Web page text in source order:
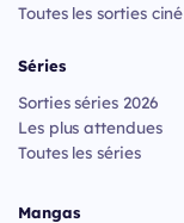
Toutes les sorties ciné
Séries
Sorties séries 2026
Les plus attendues
Toutes les séries
Mangas